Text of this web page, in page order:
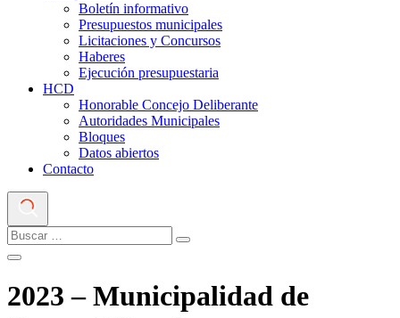
Boletín informativo
Presupuestos municipales
Licitaciones y Concursos
Haberes
Ejecución presupuestaria
HCD
Honorable Concejo Deliberante
Autoridades Municipales
Bloques
Datos abiertos
Contacto
2023 – Municipalidad de